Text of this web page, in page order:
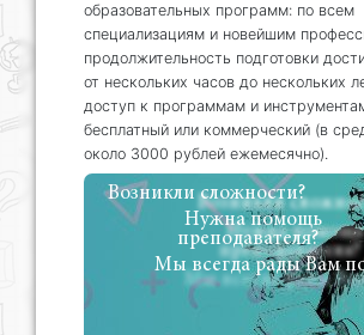
образовательных программ: по всем
специализациям и новейшим
продолжительность подготовки
от нескольких часов до нескольких
доступ к программам и
бесплатный или коммерческий (в
около 3000 рублей ежемесячно).
Возникли сложности?
Нужна помощь
преподавателя?
Мы всегда рады Вам